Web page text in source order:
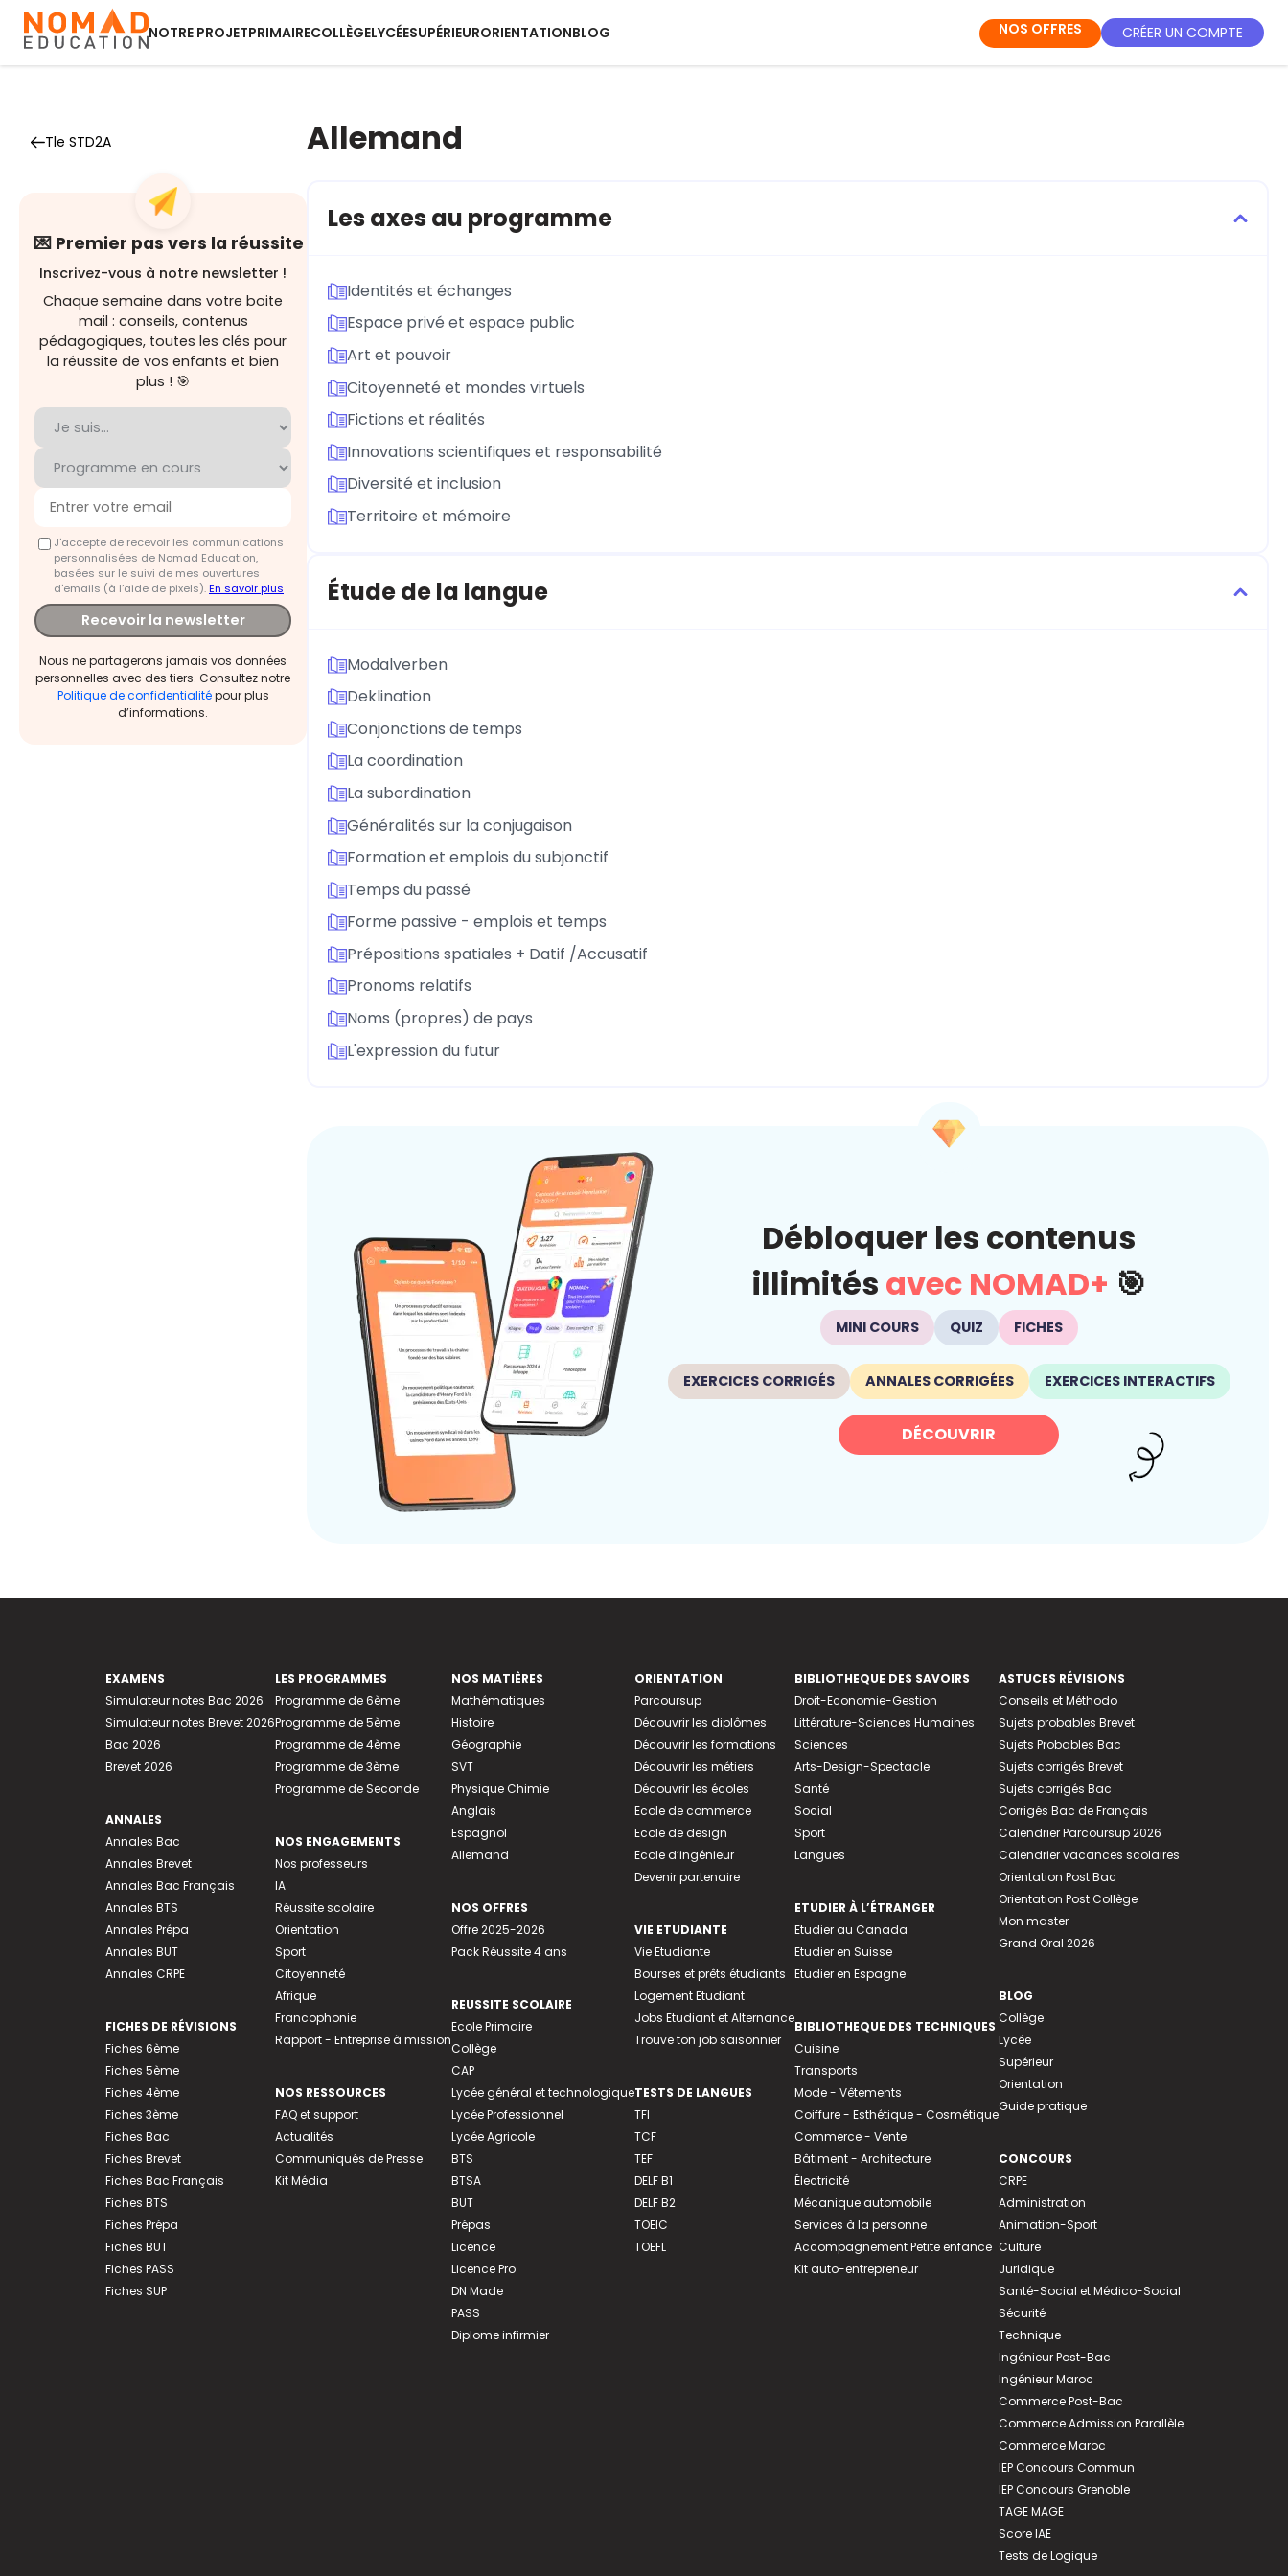
NOTRE PROJETPRIMAIRECOLLÈGELYCÉESUPÉRIEURORIENTATIONBLOG NOS OFFRES CRÉER UN COMPTE
Tle STD2A
💌 Premier pas vers la réussite
Inscrivez-vous à notre newsletter !
Chaque semaine dans votre boite
mail : conseils, contenus
pédagogiques, toutes les clés pour
la réussite de vos enfants et bien
plus ! 🎯
J'accepte de recevoir les communications
personnalisées de Nomad Education,
basées sur le suivi de mes ouvertures
d'emails (à l’aide de pixels).En savoir plus
Recevoir la newsletter
Nous ne partagerons jamais vos données
personnelles avec des tiers. Consultez notre
Politique de confidentialitépour plus
d’informations.
Allemand
Les axes au programme
Identités et échanges
Espace privé et espace public
Art et pouvoir
Citoyenneté et mondes virtuels
Fictions et réalités
Innovations scientifiques et responsabilité
Diversité et inclusion
Territoire et mémoire
Étude de la langue
Modalverben
Deklination
Conjonctions de temps
La coordination
La subordination
Généralités sur la conjugaison
Formation et emplois du subjonctif
Temps du passé
Forme passive - emplois et temps
Prépositions spatiales + Datif /Accusatif
Pronoms relatifs
Noms (propres) de pays
L'expression du futur
Débloquer les contenus
illimités avec NOMAD+ 🎯
MINI COURS QUIZ FICHES
EXERCICES CORRIGÉS ANNALES CORRIGÉES EXERCICES INTERACTIFS
DÉCOUVRIR
EXAMENS
Simulateur notes Bac 2026
Simulateur notes Brevet 2026
Bac 2026
Brevet 2026
ANNALES
Annales Bac
Annales Brevet
Annales Bac Français
Annales BTS
Annales Prépa
Annales BUT
Annales CRPE
FICHES DE RÉVISIONS
Fiches 6ème
Fiches 5ème
Fiches 4ème
Fiches 3ème
Fiches Bac
Fiches Brevet
Fiches Bac Français
Fiches BTS
Fiches Prépa
Fiches BUT
Fiches PASS
Fiches SUP
LES PROGRAMMES
Programme de 6ème
Programme de 5ème
Programme de 4ème
Programme de 3ème
Programme de Seconde
NOS ENGAGEMENTS
Nos professeurs
IA
Réussite scolaire
Orientation
Sport
Citoyenneté
Afrique
Francophonie
Rapport - Entreprise à mission
NOS RESSOURCES
FAQ et support
Actualités
Communiqués de Presse
Kit Média
NOS MATIÈRES
Mathématiques
Histoire
Géographie
SVT
Physique Chimie
Anglais
Espagnol
Allemand
NOS OFFRES
Offre 2025-2026
Pack Réussite 4 ans
REUSSITE SCOLAIRE
Ecole Primaire
Collège
CAP
Lycée général et technologique
Lycée Professionnel
Lycée Agricole
BTS
BTSA
BUT
Prépas
Licence
Licence Pro
DN Made
PASS
Diplome infirmier
ORIENTATION
Parcoursup
Découvrir les diplômes
Découvrir les formations
Découvrir les métiers
Découvrir les écoles
Ecole de commerce
Ecole de design
Ecole d’ingénieur
Devenir partenaire
VIE ETUDIANTE
Vie Etudiante
Bourses et prêts étudiants
Logement Etudiant
Jobs Etudiant et Alternance
Trouve ton job saisonnier
TESTS DE LANGUES
TFI
TCF
TEF
DELF B1
DELF B2
TOEIC
TOEFL
BIBLIOTHEQUE DES SAVOIRS
Droit-Economie-Gestion
Littérature-Sciences Humaines
Sciences
Arts-Design-Spectacle
Santé
Social
Sport
Langues
ETUDIER À L’ÉTRANGER
Etudier au Canada
Etudier en Suisse
Etudier en Espagne
BIBLIOTHEQUE DES TECHNIQUES
Cuisine
Transports
Mode - Vêtements
Coiffure - Esthétique - Cosmétique
Commerce - Vente
Bâtiment - Architecture
Électricité
Mécanique automobile
Services à la personne
Accompagnement Petite enfance
Kit auto-entrepreneur
ASTUCES RÉVISIONS
Conseils et Méthodo
Sujets probables Brevet
Sujets Probables Bac
Sujets corrigés Brevet
Sujets corrigés Bac
Corrigés Bac de Français
Calendrier Parcoursup 2026
Calendrier vacances scolaires
Orientation Post Bac
Orientation Post Collège
Mon master
Grand Oral 2026
BLOG
Collège
Lycée
Supérieur
Orientation
Guide pratique
CONCOURS
CRPE
Administration
Animation-Sport
Culture
Juridique
Santé-Social et Médico-Social
Sécurité
Technique
Ingénieur Post-Bac
Ingénieur Maroc
Commerce Post-Bac
Commerce Admission Parallèle
Commerce Maroc
IEP Concours Commun
IEP Concours Grenoble
TAGE MAGE
Score IAE
Tests de Logique